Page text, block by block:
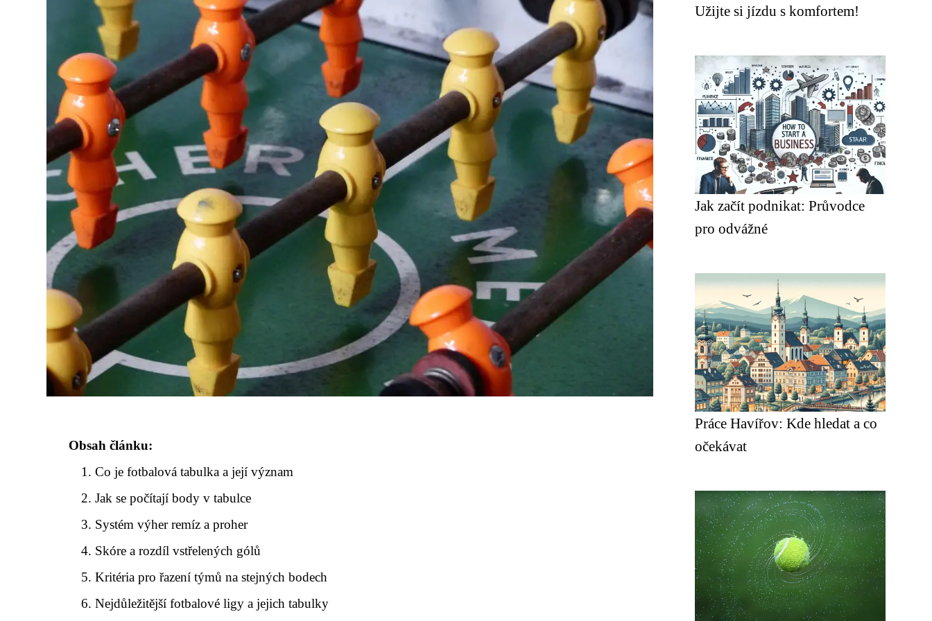
Obsah článku:
Co je fotbalová tabulka a její význam
Jak se počítají body v tabulce
Systém výher remíz a proher
Skóre a rozdíl vstřelených gólů
Kritéria pro řazení týmů na stejných bodech
Nejdůležitější fotbalové ligy a jejich tabulky
Užijte si jízdu s komfortem!
Jak začít podnikat: Průvodce
pro odvážné
Práce Havířov: Kde hledat a co
očekávat